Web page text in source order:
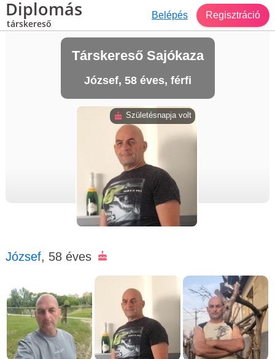
Diplomás
társkereső
Belépés Regisztráció
Társkereső Sajókaza
József, 58 éves, férfi
József, 58 éves
Születésnapja volt